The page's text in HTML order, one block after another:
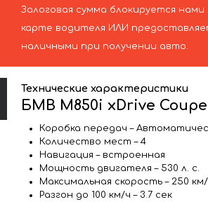
Залоговая сумма блокируется
карте водителя ИЛИ
наличными при получении авто.
Технические характеристики
БМВ M850i xDrive Coupe
Коробка передач –
Количество мест – 4
Навигация – встроенная
Мощность двигателя – 530 л. с.
Максимальная скорость – 250
Разгон до 100 км/ч – 3.7 сек